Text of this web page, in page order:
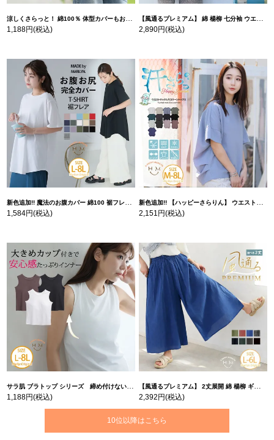
涼しくさらっと！ 綿100％ 体型カバーもお洒落も叶える 風合いコットン ゆるシルエット ドルマン | 大きいサイズの通販ならハッピーマリリン
1,188円(税込)
【風通るプレミアム】 綿 楊柳 七分袖 ウエストギャザー ブラウス | 大きいサイズの通販ならハッピーマリリン
2,890円(税込)
新色追加!! 魔法のお腹カバー 綿100 裾フレア Tシャツ | 大きいサイズの通販ならハッピーマリリン
1,584円(税込)
新色追加!! 【ハッピーさらりん】 ウエストタック入り スッキリ魅せ コクーントップス | 大きいサイズの通販ならハッピーマリリン
2,151円(税込)
サラ肌 ブラトップ シリーズ 締め付けない リブ タンクトップ | 大きいサイズの通販ならハッピーマリリン
1,188円(税込)
【風通るプレミアム】 2丈展開 綿 楊柳 ギャザー フレア スカンツ 【ウェストゴム】 | 大きいサイズの通販ならハッピーマリリン
2,392円(税込)
10位以降はこちら